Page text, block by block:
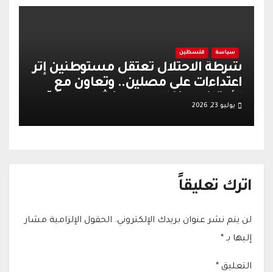
سياسة فلسطين
شرطة الاحتلال تعتقل مستوطنين إثر
اعتداءات على مصلين.. وتعاون مع
الأوقاف يعزز الهدوء وينشط الحركة
يوليو 23, 2026
اترك تعليقاً
لن يتم نشر عنوان بريدك الإلكتروني. الحقول الإلزامية مشار
إليها بـ *
التعليق *